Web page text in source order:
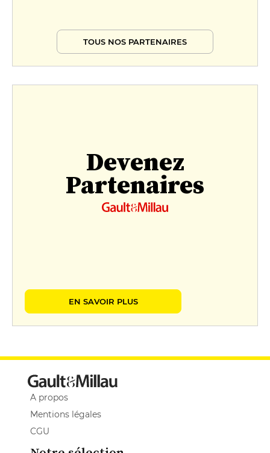
TOUS NOS PARTENAIRES
Devenez
Partenaires
EN SAVOIR PLUS
A propos
Mentions légales
CGU